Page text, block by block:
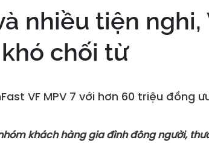
nhiều tiện
chối từ
VF MPV 7 với hơn 60 triệu đồng
khách hàng gia đình đông người,